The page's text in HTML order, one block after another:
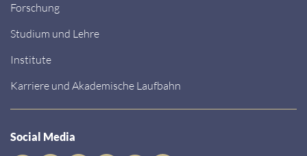
Forschung
Studium und Lehre
Institute
Karriere und Akademische Laufbahn
Social Media